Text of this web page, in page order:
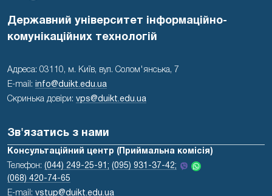
Державний університет інформаційно-
комунікаційних технологій
Адреса: 03110, м. Київ, вул. Солом'янська, 7
E-mail:
info@duikt.edu.ua
Скринька довіри: vps@duikt.edu.ua
Зв'язатись з нами
Консультаційний центр (Приймальна комісія)
Телефон: (044) 249-25-91; (095) 931-37-42;
(068) 420-74-65
E-mail: vstup@duikt.edu.ua